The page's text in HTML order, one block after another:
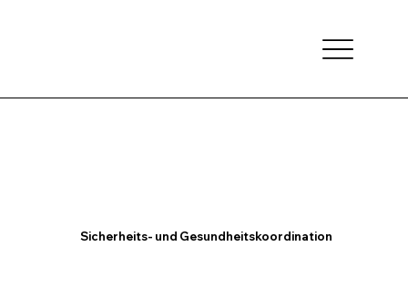
Sicherheits- und Gesundheitskoordination